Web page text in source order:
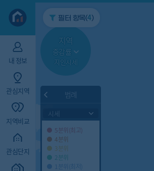
내 정보
관심지역
지역비교
관심단지
필터 항목(4)
지역
증감률
지인시세
범례
시세
5분위(최고)
4분위
3분위
2분위
1분위(최저)